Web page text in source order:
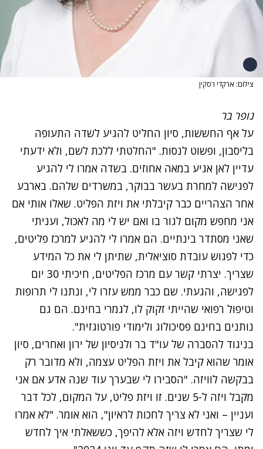
צילום: ארקדי רסקין
נופר בר
על אף החששות, סיון החליט להגיע לשדה התעופה
בליסבון, ופשוט לנסות. "החלטתי ללכת לשם, ולא ידעתי
עדיין לאן אגיע במאה אחוזים. בשדה אמרו לי להגיע
לפגישה למחרת בעשר בבוקר, במשרדים שלהם. בארבע
אחר הצהריים כבר קיבלתי את ויזת הפליט. שאלו אותי אם
אני מחפש מקום לגור בו ואם יש לי מה לאכול, ועניתי
שאני מסתדר בינתיים. הם אמרו לי להגיע למרכז פליטים,
כדי לפגוש עובדת סוציאלית, שתיתן לי את כל המידע
שצריך. יצרתי קשר עם מרכז הפליטים, חיכיתי 30 יום
לפגישה, והגעתי. שם כבר ממש עזרו לי, ונתנו לי תרופות
וטיפול רפואי שהייתי זקוק לו, לגמרי בחינם. הם גם
נותנים בחינם פסיכולוג ולימודי פורטוגזית".
בניגוד להסברה של עו"ד בר ולניסיון של ירון ואחרים, סיון
אומר שהוא קיבל את ויזת הפליט עצמה, ולא מדובר רק
בבקשה לוויזה. "הסבירו לי שבערך עוד שנה אדע אם אני
מקבל ויזה ל-5 שנים. זו ויזת פליט, על המקום, לכל דבר
ועניין – ואני לא צריך לחכות לראיון", הוא אומר. "לא אמרו
לי שצריך לחדש ויזה אלא להיפך, כששאלתי איך לחדש